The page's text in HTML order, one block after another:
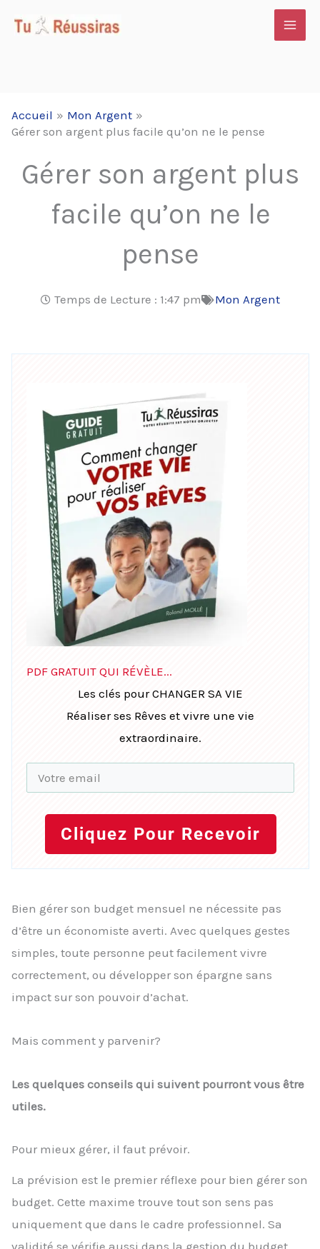
Accueil
Mon Argent
Gérer son argent plus facile qu’on ne le pense
Gérer son argent plus
facile qu’on ne le
pense
Temps de Lecture : 1:47 pm Mon Argent
PDF GRATUIT QUI RÉVÈLE...
Les clés pour CHANGER SA VIE
Réaliser ses Rêves et vivre une vie
extraordinaire.
Cliquez Pour Recevoir
Bien gérer son budget mensuel ne nécessite pas
d’être un économiste averti. Avec quelques gestes
simples, toute personne peut facilement vivre
correctement, ou développer son épargne sans
impact sur son pouvoir d’achat.
Mais comment y parvenir?
Les quelques conseils qui suivent pourront vous être
utiles.
Pour mieux gérer, il faut prévoir.
La prévision est le premier réflexe pour bien gérer son
budget. Cette maxime trouve tout son sens pas
uniquement que dans le cadre professionnel. Sa